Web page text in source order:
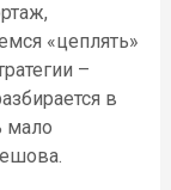
«цеплять»
–
в
мало